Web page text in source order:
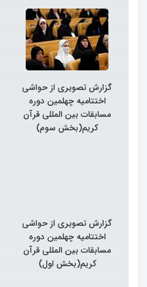
گزارش تصویری از حواشی
اختتامیه چهلمین دوره
مسابقات بین المللی قرآن
کریم(بخش سوم)
گزارش تصویری از حواشی
اختتامیه چهلمین دوره
مسابقات بین المللی قرآن
کریم(بخش اول)